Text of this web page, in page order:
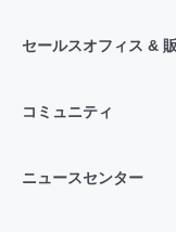
セールスオフィス &
コミュニティ
ニュースセンター